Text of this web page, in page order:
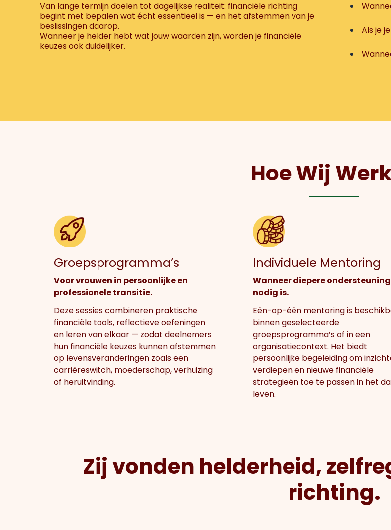
Van lange termijn doelen tot dagelijkse realiteit: financiële richting
begint met bepalen wat écht essentieel is — en het afstemmen van je
beslissingen daarop.
Wanneer je helder hebt wat jouw waarden zijn, worden je financiële
keuzes ook duidelijker.
Als je
Hoe Wij
Groepsprogramma’s
Voor vrouwen in persoonlijke en
professionele transitie.
Deze sessies combineren praktische
financiële tools, reflectieve oefeningen
en leren van elkaar — zodat deelnemers
hun financiële keuzes kunnen afstemmen
op levensveranderingen zoals een
carrièreswitch, moederschap, verhuizing
of heruitvinding.
Individuele Mentoring
Wanneer diepere ondersteuning
nodig is.
Eén-op-één mentoring is
binnen geselecteerde
groepsprogramma’s of in een
organisatiecontext. Het biedt
persoonlijke begeleiding om
verdiepen en nieuwe financiële
strategieën toe te passen in het
leven.
Zij vonden helderheid,
richting.